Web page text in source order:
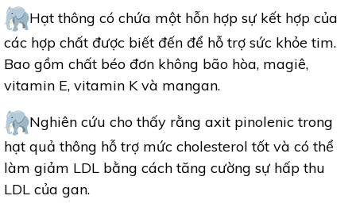
Hạt thông có chứa một hỗn hợp sự kết hợp của
các hợp chất được biết đến để hỗ trợ sức khỏe tim.
Bao gồm chất béo đơn không bão hòa, magiê,
vitamin E, vitamin K và mangan.
Nghiên cứu cho thấy rằng axit pinolenic trong
hạt quả thông hỗ trợ mức cholesterol tốt và có thể
làm giảm LDL bằng cách tăng cường sự hấp thu
LDL của gan.